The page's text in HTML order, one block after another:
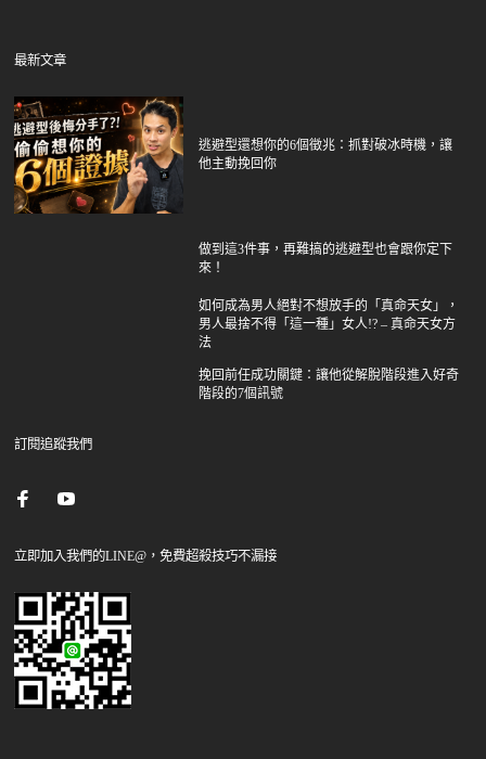
最新文章
逃避型還想你的6個徵兆：抓對破冰時機，讓
他主動挽回你
做到這3件事，再難搞的逃避型也會跟你定下
來！
如何成為男人絕對不想放手的「真命天女」，
男人最捨不得「這一種」女人!? – 真命天女方
法
挽回前任成功關鍵：讓他從解脫階段進入好奇
階段的7個訊號
訂閱追蹤我們
立即加入我們的LINE@，免費超殺技巧不漏接